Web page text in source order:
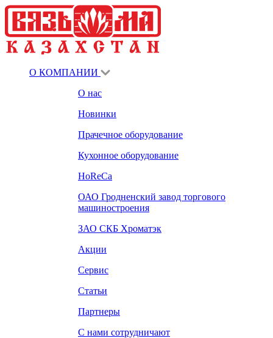
О КОМПАНИИ
О нас
Новинки
Прачечное оборудование
Кухонное оборудование
HoReCa
ОАО Гродненский завод торгового
машиностроения
ЗАО СКБ Хроматэк
Акции
Сервис
Статьи
Партнеры
С нами сотрудничают